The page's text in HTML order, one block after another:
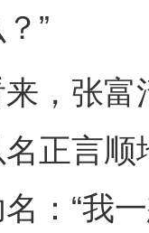
”
张富
正言
：“我